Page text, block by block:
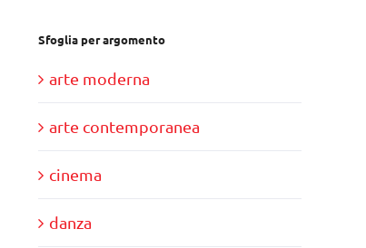
Sfoglia per argomento
arte moderna
arte contemporanea
cinema
danza